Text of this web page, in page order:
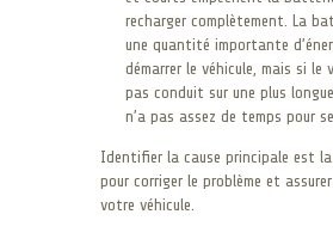
recharger complètement. La
une quantité importante
démarrer le véhicule, mais si le
pas conduit sur une plus
n’a pas assez de temps pour
Identifier la cause principale est la
pour corriger le problème et
votre véhicule.